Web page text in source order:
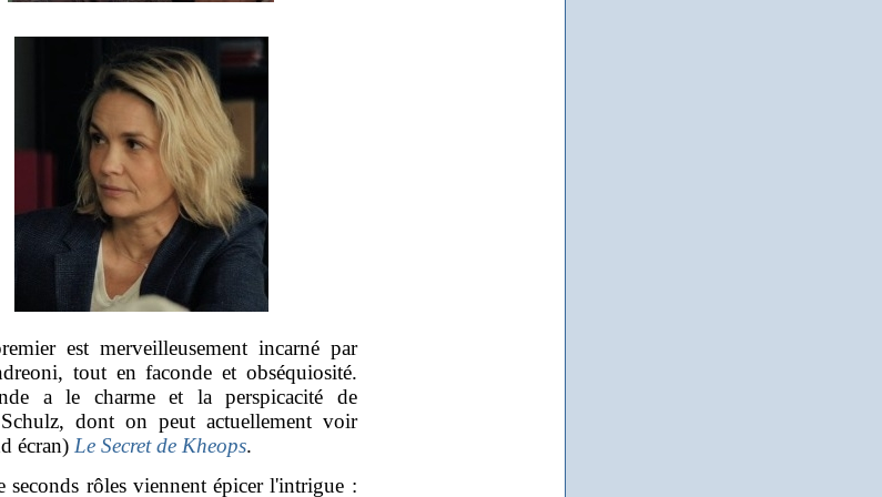
est merveilleusement incarné par
tout en faconde et obséquiosité.
a le charme et la perspicacité de
dont on peut actuellement voir
écran) Le Secret de Kheops.
seconds rôles viennent épicer l'intrigue :